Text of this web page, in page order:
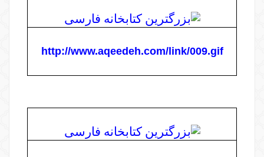
http://www.aqeedeh.com/link/009.gif